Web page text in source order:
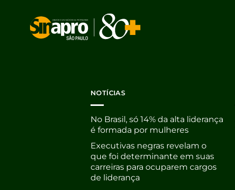
NOTÍCIAS
No Brasil, só 14% da alta liderança
é formada por mulheres
Executivas negras revelam o
que foi determinante em suas
carreiras para ocuparem cargos
de liderança